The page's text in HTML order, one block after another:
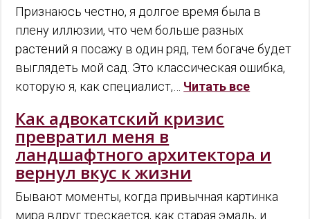
Признаюсь честно, я долгое время была в
плену иллюзии, что чем больше разных
растений я посажу в один ряд, тем богаче будет
выглядеть мой сад. Это классическая ошибка,
которую я, как специалист,… Читать все
Как адвокатский кризис
превратил меня в
ландшафтного архитектора и
вернул вкус к жизни
Бывают моменты, когда привычная картинка
мира вдруг трескается, как старая эмаль, и